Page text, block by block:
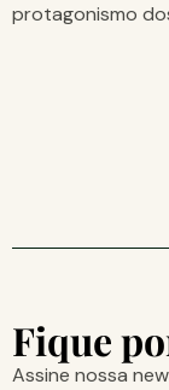
protagonismo
Fique
Assine nossa